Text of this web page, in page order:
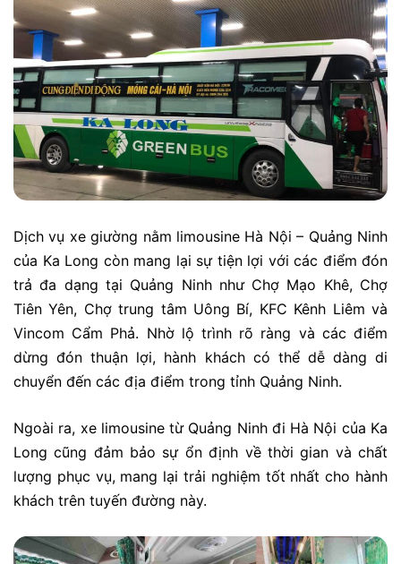
Dịch vụ xe giường nằm limousine Hà Nội – Quảng Ninh
của Ka Long còn mang lại sự tiện lợi với các điểm đón
trả đa dạng tại Quảng Ninh như Chợ Mạo Khê, Chợ
Tiên Yên, Chợ trung tâm Uông Bí, KFC Kênh Liêm và
Vincom Cẩm Phả. Nhờ lộ trình rõ ràng và các điểm
dừng đón thuận lợi, hành khách có thể dễ dàng di
chuyển đến các địa điểm trong tỉnh Quảng Ninh.
Ngoài ra, xe limousine từ Quảng Ninh đi Hà Nội của Ka
Long cũng đảm bảo sự ổn định về thời gian và chất
lượng phục vụ, mang lại trải nghiệm tốt nhất cho hành
khách trên tuyến đường này.